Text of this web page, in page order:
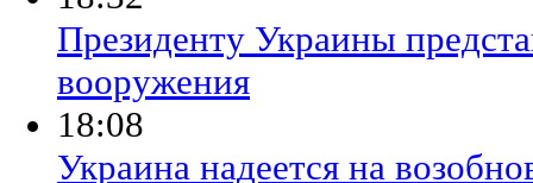
​Президенту Украины
вооружения
18:08
​Украина надеется на